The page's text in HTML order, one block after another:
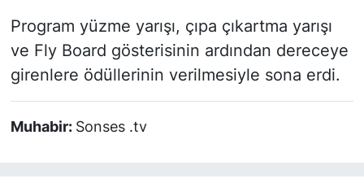
Program yüzme yarışı, çıpa çıkartma yarışı
ve Fly Board gösterisinin ardından dereceye
girenlere ödüllerinin verilmesiyle sona erdi.
Muhabir: Sonses .tv